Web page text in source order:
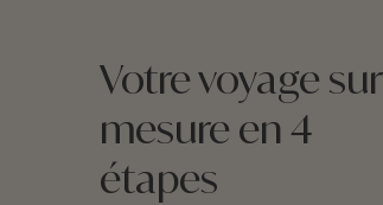
Votre voyage sur
mesure en 4
étapes